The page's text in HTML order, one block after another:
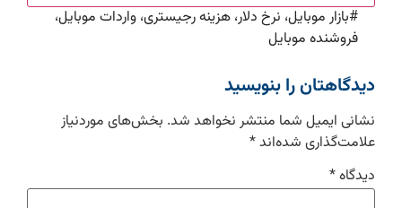
#بازار موبایل، نرخ دلار، هزینه رجیستری، واردات موبایل،
فروشنده موبایل
دیدگاهتان را بنویسید
نشانی ایمیل شما منتشر نخواهد شد. بخش‌های موردنیاز
علامت‌گذاری شده‌اند*
دیدگاه*